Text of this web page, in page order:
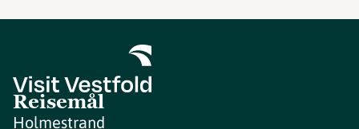
Reisemål
Holmestrand